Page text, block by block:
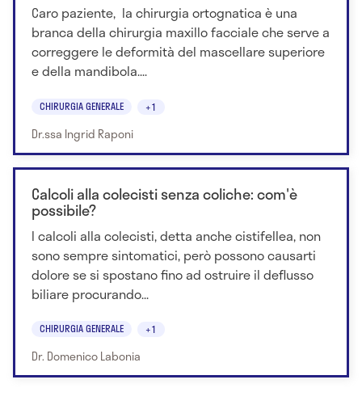
Caro paziente, la chirurgia ortognatica è una
branca della chirurgia maxillo facciale che serve a
correggere le deformità del mascellare superiore
e della mandibola....
CHIRURGIA GENERALE +1
Dr.ssa Ingrid Raponi
Calcoli alla colecisti senza coliche: com'è
possibile?
I calcoli alla colecisti, detta anche cistifellea, non
sono sempre sintomatici, però possono causarti
dolore se si spostano fino ad ostruire il deflusso
biliare procurando...
CHIRURGIA GENERALE +1
Dr. Domenico Labonia